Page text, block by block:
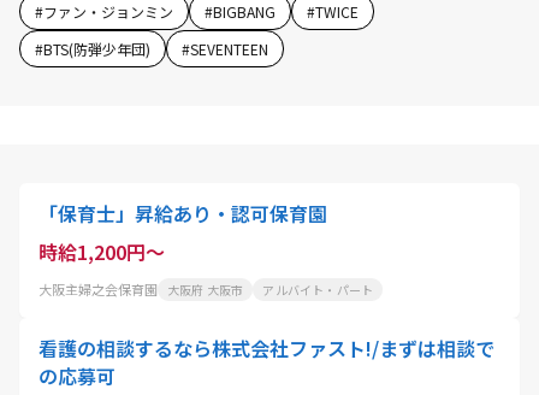
#ファン・ジョンミン #BIGBANG #TWICE
#BTS(防弾少年団) #SEVENTEEN
「保育士」昇給あり・認可保育園
時給1,200円～
大阪主婦之会保育園 大阪府 大阪市 アルバイト・パート
看護の相談するなら株式会社ファスト!/まずは相談で
の応募可